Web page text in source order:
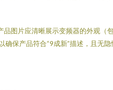
品图片应清晰展示变频器的外观
保产品符合“9成新”描述，且无隐